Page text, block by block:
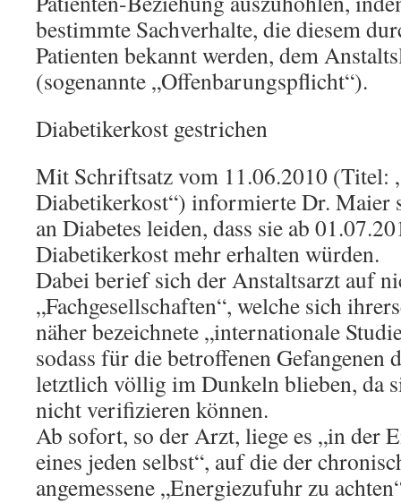
bestimmte Sachverhalte, die diesem
Patienten bekannt werden, dem
(sogenannte „Offenbarungspflicht“).
Diabetikerkost gestrichen
Mit Schriftsatz vom 11.06.2010 (Titel:
Diabetikerkost“) informierte Dr. Maier
an Diabetes leiden, dass sie ab
Diabetikerkost mehr erhalten würden.
Dabei berief sich der Anstaltsarzt auf
„Fachgesellschaften“, welche sich
näher bezeichnete „internationale
sodass für die betroffenen Gefangenen
letztlich völlig im Dunkeln blieben, da
nicht verifizieren können.
Ab sofort, so der Arzt, liege es „in der
eines jeden selbst“, auf die der
angemessene „Energiezufuhr zu